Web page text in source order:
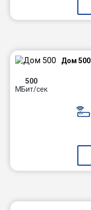
Дом 500
500
МБит/сек